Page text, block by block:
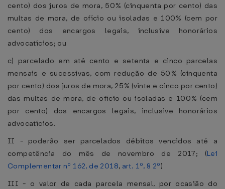
cento) dos juros de mora, 50% (cinquenta por cento) das
multas de mora, de ofício ou isoladas e 100% (cem por
cento) dos encargos legais, inclusive honorários
advocatícios; ou
c) parcelado em até cento e setenta e cinco parcelas
mensais e sucessivas, com redução de 50% (cinquenta
por cento) dos juros de mora, 25% (vinte e cinco por cento)
das multas de mora, de ofício ou isoladas e 100% (cem
por cento) dos encargos legais, inclusive honorários
advocatícios.
II - poderão ser parcelados débitos vencidos até a
competência do mês de novembro de 2017; (Lei
Complementar nº 162, de 2018, art. 1º, § 2º)
III - o valor de cada parcela mensal, por ocasião do